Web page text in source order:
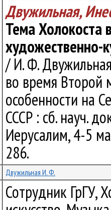
Двужильная,
Тема Холокоста
художественно-
/ И. Ф.
во время Второй
особенности на
СССР : сб. науч.
Иерусалим, 4-5
286.
Двужильная И. Ф.
Сотрудник ГрГУ,